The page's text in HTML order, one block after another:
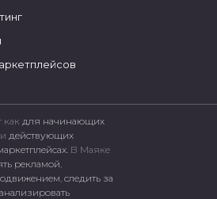
как для начинающих
действующих
В Маяке
рекламой
следить за
анализировать